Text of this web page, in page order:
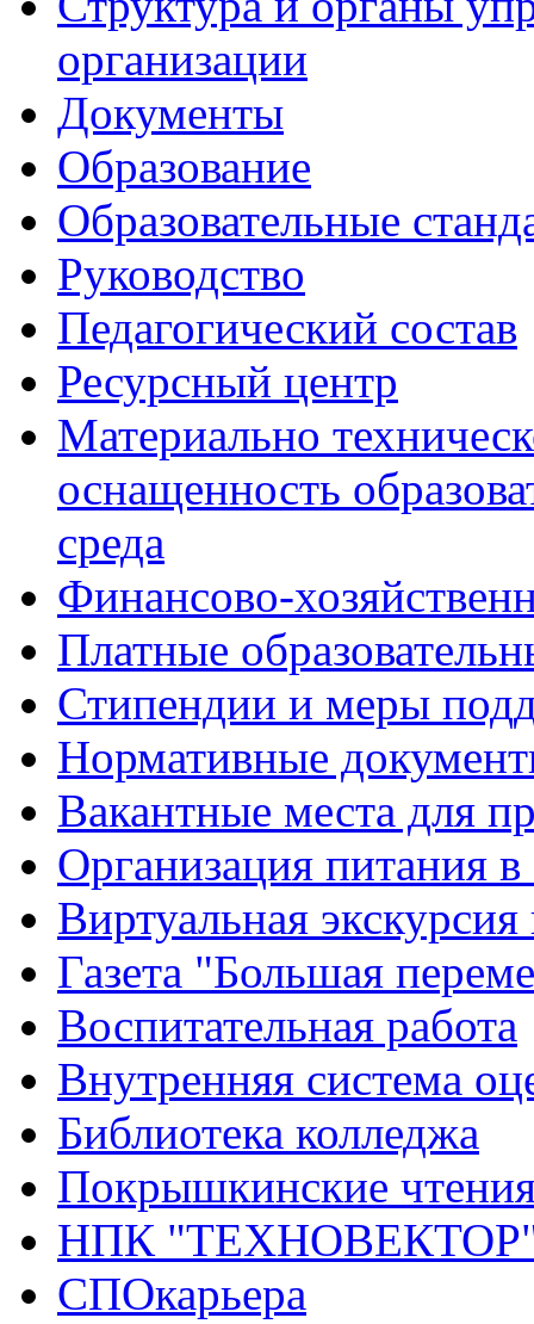
организации
Документы
Образование
Образовательные
Руководство
Педагогический состав
Ресурсный центр
Материально
оснащенность
среда
Финансово-
Платные
Стипендии и меры
Нормативные
Вакантные места для
Организация питания в
Виртуальная
Газета "Большая
Воспитательная работа
Внутренняя система
Библиотека колледжа
Покрышкинские
НПК
СПОкарьера